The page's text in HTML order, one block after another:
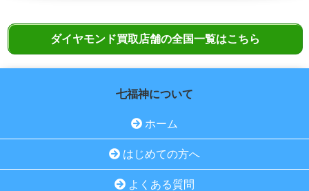
ダイヤモンド買取店舗の全国一覧はこちら
七福神について
ホーム
はじめての方へ
よくある質問